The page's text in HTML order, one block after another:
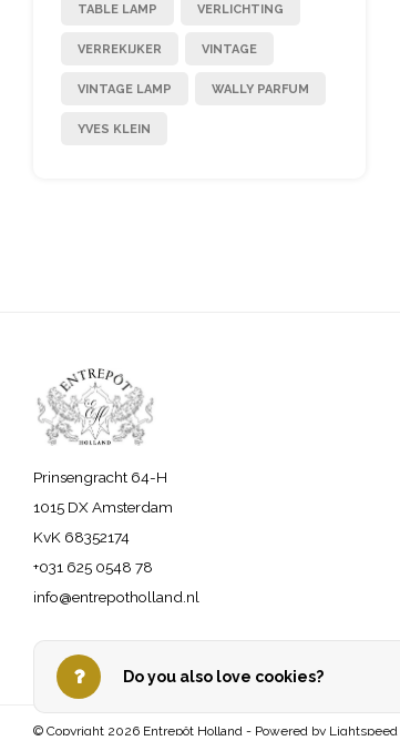
TABLE LAMP VERLICHTING
VERREKIJKER VINTAGE
VINTAGE LAMP WALLY PARFUM
YVES KLEIN
Prinsengracht 64-H
1015 DX Amsterdam
KvK 68352174
+031 625 0548 78
info@entrepotholland.nl
© Copyright 2026 Entrepôt Holland - Powered by Lightspeed
Do you also love cookies?